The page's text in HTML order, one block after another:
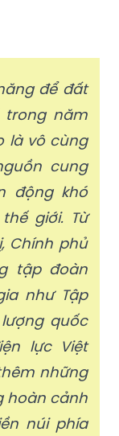
để đất
trong năm
là vô cùng
cung
động khó
giới. Từ
Chính phủ
tập đoàn
như Tập
quốc
lực Việt
những
hoàn cảnh
núi phía